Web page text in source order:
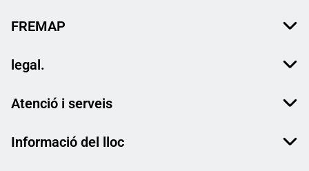
FREMAP
legal.
Atenció i serveis
Informació del lloc